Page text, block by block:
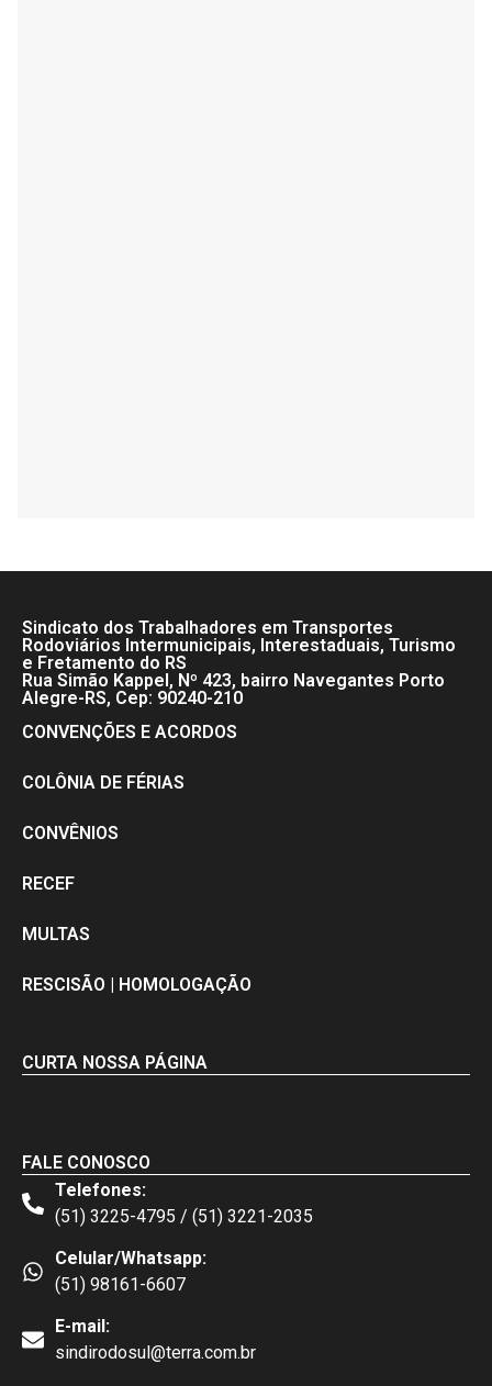
Sindicato dos Trabalhadores em Transportes
Rodoviários Intermunicipais, Interestaduais, Turismo
e Fretamento do RS
Rua Simão Kappel, Nº 423, bairro Navegantes Porto
Alegre-RS, Cep: 90240-210
CONVENÇÕES E ACORDOS
COLÔNIA DE FÉRIAS
CONVÊNIOS
RECEF
MULTAS
RESCISÃO | HOMOLOGAÇÃO
CURTA NOSSA PÁGINA
FALE CONOSCO
Telefones:
(51) 3225-4795 / (51) 3221-2035
Celular/Whatsapp:
(51) 98161-6607
E-mail:
sindirodosul@terra.com.br